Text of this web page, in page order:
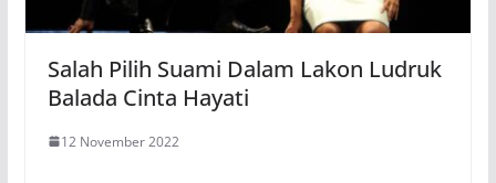
Salah Pilih Suami Dalam Lakon Ludruk
Balada Cinta Hayati
12 November 2022